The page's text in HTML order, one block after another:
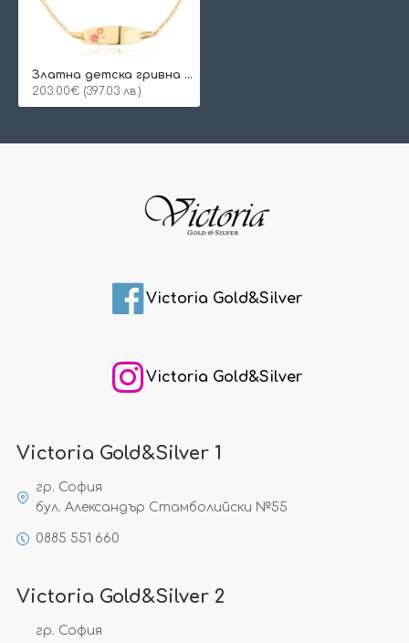
Златна детска гривна Flower
203.00€ (397.03 лв.)
Victoria Gold&Silver
Victoria Gold&Silver
Victoria Gold&Silver 1
гр. София
бул. Александър Стамболийски №55
0885 551 660
Victoria Gold&Silver 2
гр. София